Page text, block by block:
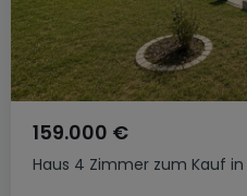
Haus 4 Zimmer zum Kauf in
159.000 €